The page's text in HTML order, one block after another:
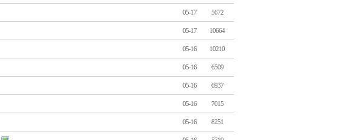
05-17 5672
05-17 10664
05-16 10210
05-16 6509
05-16 6937
05-16 7015
05-16 8251